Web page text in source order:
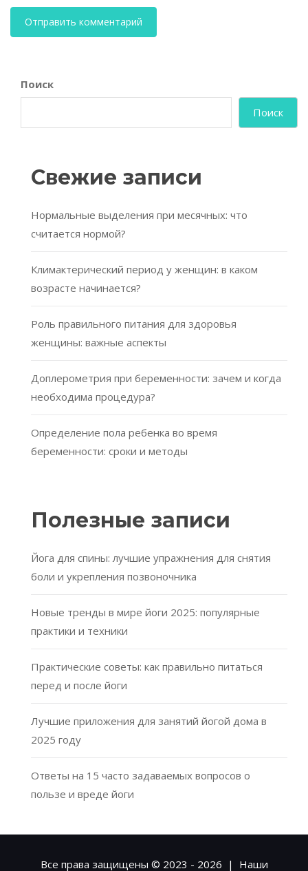
Поиск
Поиск
Свежие записи
Нормальные выделения при месячных: что
считается нормой?
Климактерический период у женщин: в каком
возрасте начинается?
Роль правильного питания для здоровья
женщины: важные аспекты
Доплерометрия при беременности: зачем и когда
необходима процедура?
Определение пола ребенка во время
беременности: сроки и методы
Полезные записи
Йога для спины: лучшие упражнения для снятия
боли и укрепления позвоночника
Новые тренды в мире йоги 2025: популярные
практики и техники
Практические советы: как правильно питаться
перед и после йоги
Лучшие приложения для занятий йогой дома в
2025 году
Ответы на 15 часто задаваемых вопросов о
пользе и вреде йоги
Все права защищены © 2023 - 2026 | Наши